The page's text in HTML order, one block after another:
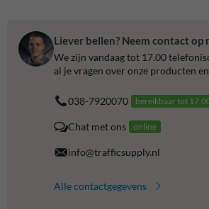
Liever bellen? Neem contact op
We zijn vandaag tot 17.00
al je vragen over onze producten
038-7920070 bereikbaar tot
Chat met ons online
info@trafficsupply.nl
Alle contactgegevens